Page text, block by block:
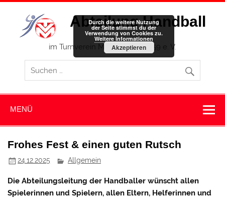
Zum
springen
Abteilung Handball
im Turnverein Memmingen 1859 e. V.
MENÜ
Frohes Fest & einen guten Rutsch
24.12.2025 Allgemein
Die Abteilungsleitung der Handballer wünscht allen
Spielerinnen und Spielern, allen Eltern, Helferinnen und
Durch die weitere Nutzung
der Seite stimmst du der
Verwendung von Cookies zu.
Weitere Informationen
Akzeptieren